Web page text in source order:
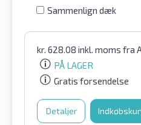
Sammenlign dæk
kr. 628.08 inkl. moms fra
PÅ LAGER
Gratis forsendelse
Detaljer